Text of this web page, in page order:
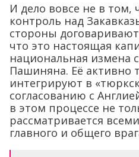
И дело вовсе не в том,
контроль над
стороны
что это настоящая
национальная измена
Пашиняна. Её активно
интегрируют в
согласованию с
в этом процессе не
рассматривается
главного и общего